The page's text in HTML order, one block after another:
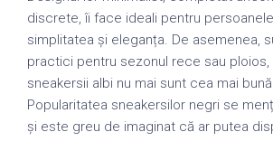
discrete, îi face ideali pentru
simplitatea și eleganța. De asemenea,
practici pentru sezonul rece sau ploios,
sneakersii albi nu mai sunt cea mai
Popularitatea sneakersilor negri se
și este greu de imaginat că ar putea